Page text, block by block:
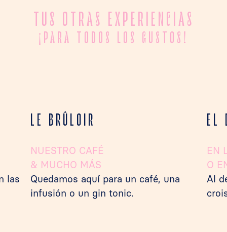
TUS OTRAS EXPERIENCIAS
¡PARA TODOS LOS GUSTOS!
las
LE BRÛLOIR
NUESTRO CAFÉ
& MUCHO MÁS
Quedamos aquí para un café, una
infusión o un gin tonic.
EL
EN
O
Al